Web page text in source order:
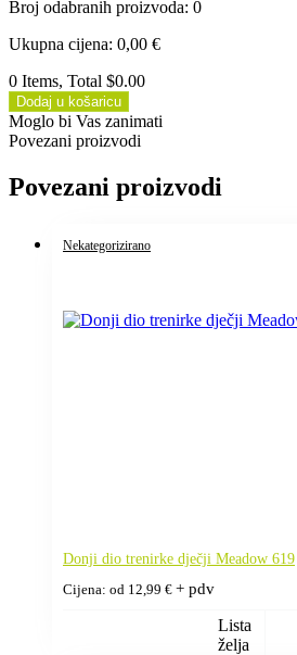
Broj odabranih proizvoda: 0
Ukupna cijena: 0,00 €
0 Items, Total $0.00
Dodaj u košaricu
Moglo bi Vas zanimati
Povezani proizvodi
Povezani proizvodi
Nekategorizirano
Donji dio trenirke dječji Meadow 619
Cijena: od 12,99 € + pdv
Lista
želja